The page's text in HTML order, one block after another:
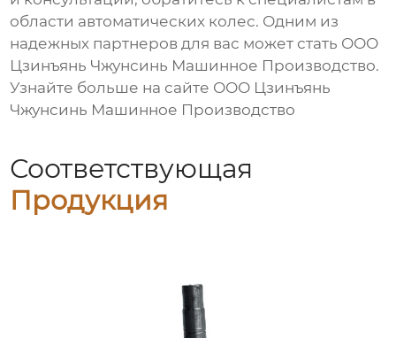
области автоматических колес. Одним из
надежных партнеров для вас может стать ООО
Цзинъянь Чжунсинь Машинное Производство.
Узнайте больше на сайте ООО Цзинъянь
Чжунсинь Машинное Производство
Соответствующая
Продукция